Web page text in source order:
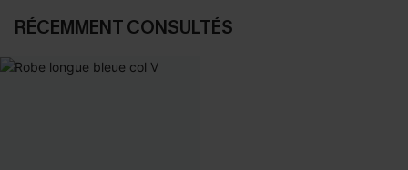
RÉCEMMENT CONSULTÉS